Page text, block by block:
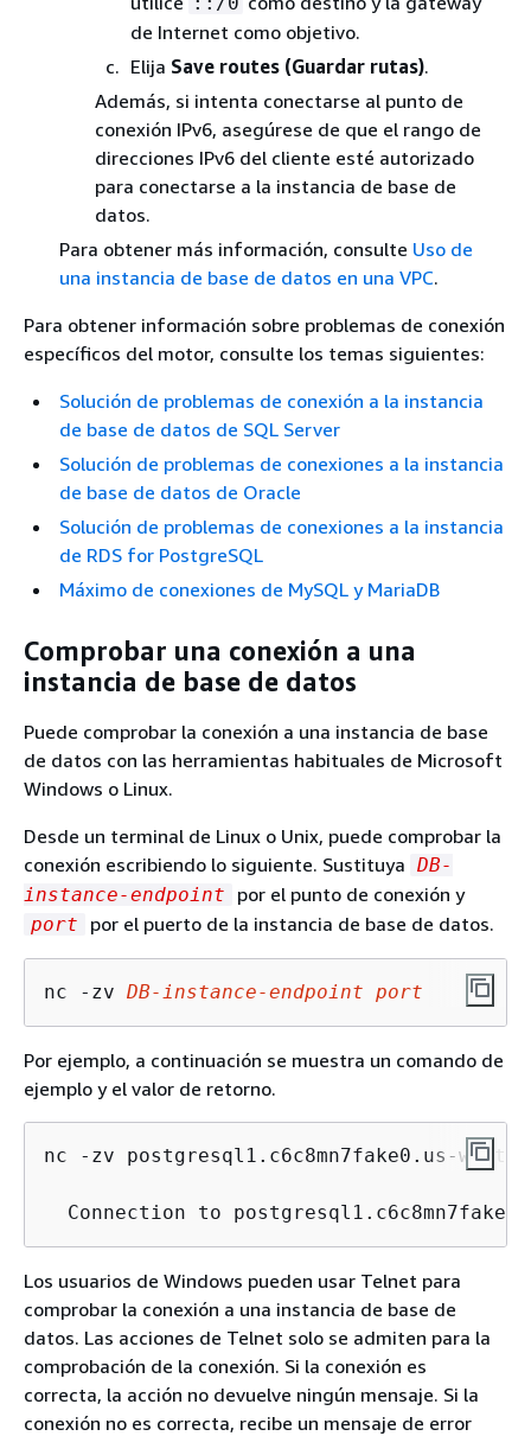
de Internet como objetivo.
Elija Save routes (Guardar rutas).
Además, si intenta conectarse al punto de
conexión IPv6, asegúrese de que el rango de
direcciones IPv6 del cliente esté autorizado
para conectarse a la instancia de base de
datos.
Para obtener más información, consulte Uso de
una instancia de base de datos en una VPC.
Para obtener información sobre problemas de conexión
específicos del motor, consulte los temas siguientes:
Solución de problemas de conexión a la instancia
de base de datos de SQL Server
Solución de problemas de conexiones a la instancia
de base de datos de Oracle
Solución de problemas de conexiones a la instancia
de RDS for PostgreSQL
Máximo de conexiones de MySQL y MariaDB
Comprobar una conexión a una
instancia de base de datos
Puede comprobar la conexión a una instancia de base
de datos con las herramientas habituales de Microsoft
Windows o Linux.
Desde un terminal de Linux o Unix, puede comprobar la
conexión escribiendo lo siguiente. Sustituya DB-
instance-endpoint
por el punto de conexión y
port por el puerto de la instancia de base de datos.
nc -zv DB-instance-endpoint port
Por ejemplo, a continuación se muestra un comando de
ejemplo y el valor de retorno.
nc -zv postgresql1.c6c8mn7fake0.us-west-
Connection to
Los usuarios de Windows pueden usar Telnet para
comprobar la conexión a una instancia de base de
datos. Las acciones de Telnet solo se admiten para la
comprobación de la conexión. Si la conexión es
correcta, la acción no devuelve ningún mensaje. Si la
conexión no es correcta, recibe un mensaje de error